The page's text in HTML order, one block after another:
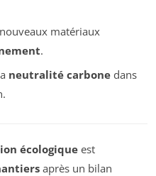
matériaux
.
neutralité carbonedans
écologiqueest
après un bilan